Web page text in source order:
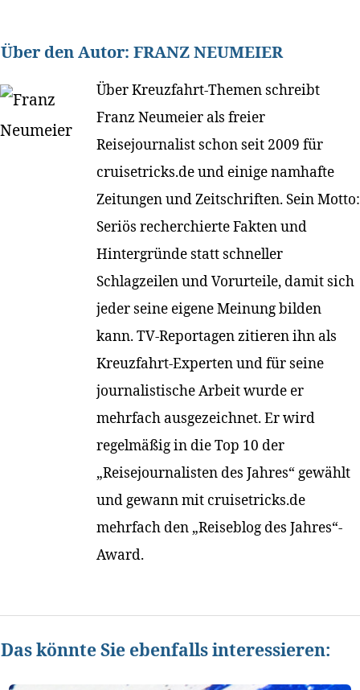
Über den Autor: FRANZ NEUMEIER
Über Kreuzfahrt-Themen schreibt
Franz Neumeier als freier
Reisejournalist schon seit 2009 für
cruisetricks.de und einige namhafte
Zeitungen und Zeitschriften. Sein Motto:
Seriös recherchierte Fakten und
Hintergründe statt schneller
Schlagzeilen und Vorurteile, damit sich
jeder seine eigene Meinung bilden
kann. TV-Reportagen zitieren ihn als
Kreuzfahrt-Experten und für seine
journalistische Arbeit wurde er
mehrfach ausgezeichnet. Er wird
regelmäßig in die Top 10 der
„Reisejournalisten des Jahres“ gewählt
und gewann mit cruisetricks.de
mehrfach den „Reiseblog des Jahres“-
Award.
Das könnte Sie ebenfalls interessieren: